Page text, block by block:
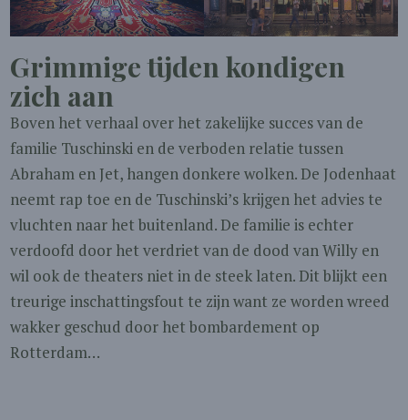
Grimmige tijden kondigen
zich aan
Boven het verhaal over het zakelijke succes van de
familie Tuschinski en de verboden relatie tussen
Abraham en Jet, hangen donkere wolken. De Jodenhaat
neemt rap toe en de Tuschinski’s krijgen het advies te
vluchten naar het buitenland. De familie is echter
verdoofd door het verdriet van de dood van Willy en
wil ook de theaters niet in de steek laten. Dit blijkt een
treurige inschattingsfout te zijn want ze worden wreed
wakker geschud door het bombardement op
Rotterdam…